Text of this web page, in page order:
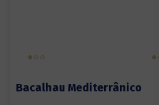
Bacalhau Mediterrânico